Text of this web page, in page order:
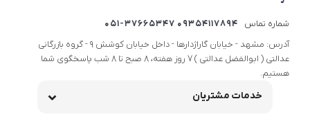
شماره تماس
09354117894 051-37665347
آدرس: مشهد - خیابان گاراژدارها - داخل خیابان کوشش 9 - گروه بازرگانی
عدالتی ( ابوالفضل عدالتی ) 7 روز هفته، 8 صبح تا 8 شب پاسخگوی شما
هستیم.
خدمات مشتریان